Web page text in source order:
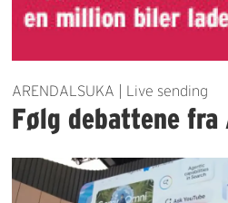
ARENDALSUKA | Live sending
Følg debattene fra